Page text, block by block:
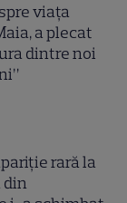
viața
a plecat
dintre noi
rară la
din